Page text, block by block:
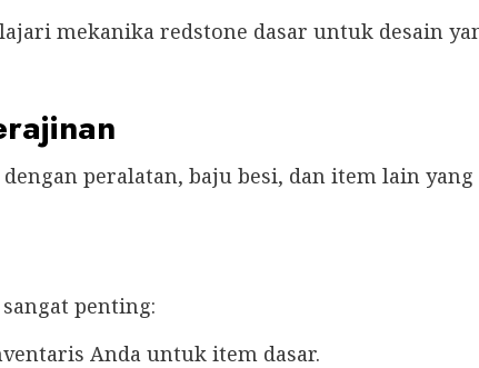
mekanika redstone dasar untuk desain
peralatan, baju besi, dan item lain
penting:
Anda untuk item dasar.